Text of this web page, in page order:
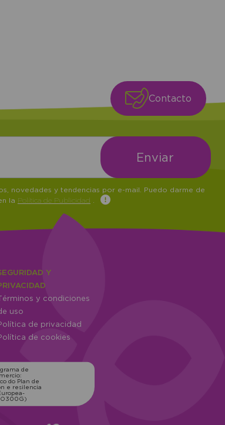
novedades y tendencias por e-mail. Puedo darme de
la Política de Publicidad
Y
y condiciones
uso
de privacidad
de cookies
de
do Plan de
e resilencia
Contacto